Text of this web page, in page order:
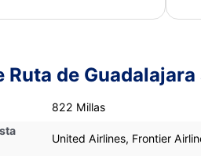
de
822 Millas
United Airlines, Frontier